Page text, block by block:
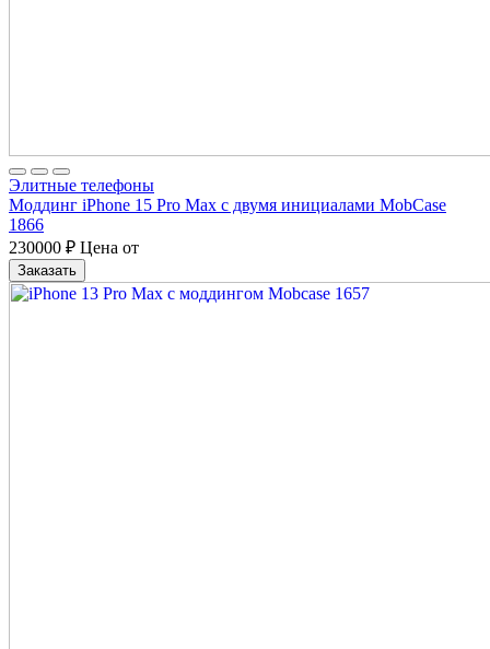
Элитные телефоны
Моддинг iPhone 15 Pro Max с двумя инициалами MobCase
1866
230000 ₽ Цена от
Заказать